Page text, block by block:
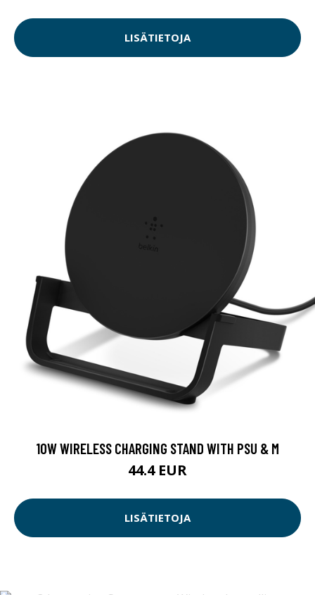
LISÄTIETOJA
10W WIRELESS CHARGING STAND WITH PSU & M
44.4 EUR
LISÄTIETOJA